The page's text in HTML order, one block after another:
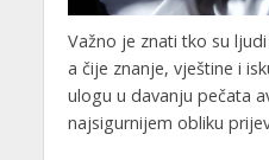
Važno je znati tko su
a čije znanje, vještine i
ulogu u davanju pečata
najsigurnijem obliku